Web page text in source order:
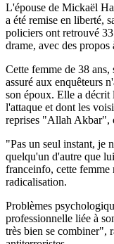
L'épouse de Mickaël
a été remise en liberté,
policiers ont retrouvé
drame, avec des
Cette femme de 38
assuré aux enquêteurs
son époux. Elle a décrit
l'attaque et dont les
reprises "Allah Akbar",
"Pas un seul instant, je
quelqu'un d'autre que
franceinfo, cette femme
radicalisation.
Problèmes
professionnelle liée à
très bien se combiner",